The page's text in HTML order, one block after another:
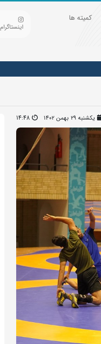
کمیته ها
اینستاگرام
یکشنبه ۲۹ بهمن ۱۴۰۲ 14:48